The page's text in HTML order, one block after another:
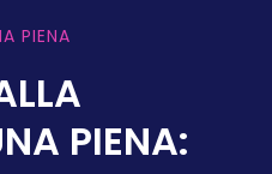
PIENA
PIENA: